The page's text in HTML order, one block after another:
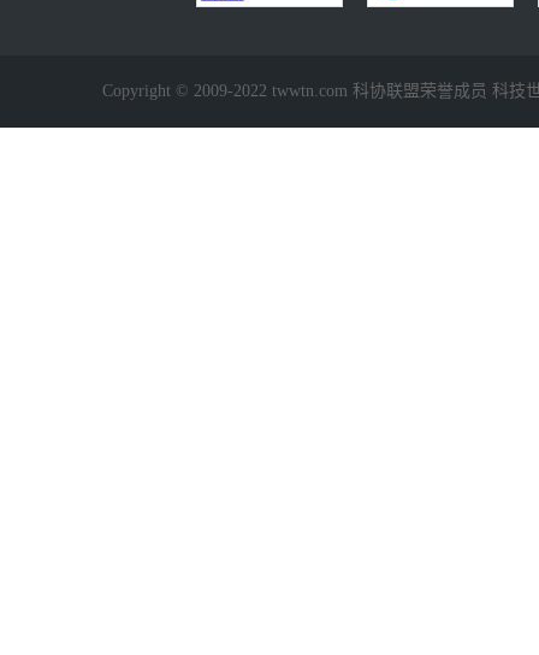
Copyright © 2009-2022 twwtn.com 科协联盟荣誉成员 科